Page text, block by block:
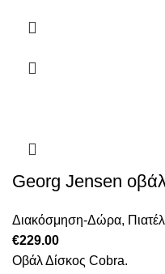
Georg Jensen
Διακόσμηση-Δώρα,
€229.00
Οβάλ Δίσκος Cobra.